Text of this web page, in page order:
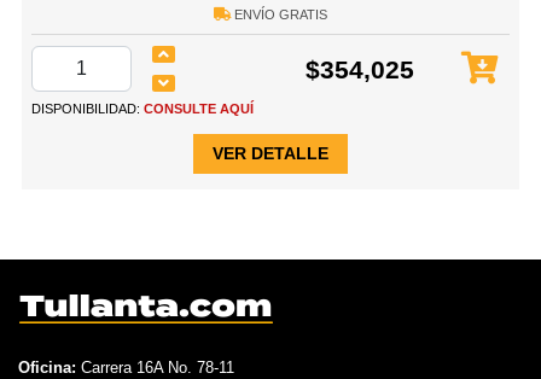
ENVÍO GRATIS
$354,025
DISPONIBILIDAD: CONSULTE AQUÍ
VER DETALLE
Oficina: Carrera 16A No. 78-11